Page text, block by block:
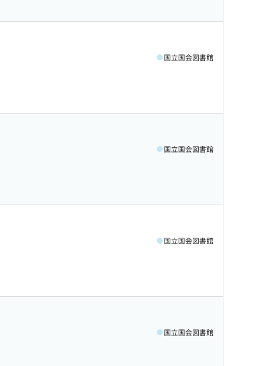
国立国会図書館
国立国会図書館
国立国会図書館
国立国会図書館